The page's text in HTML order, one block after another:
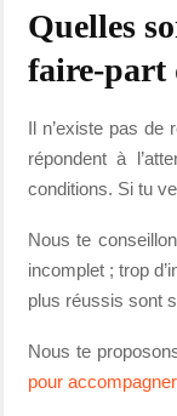
Quelles
faire-part
Il n’existe pas de
répondent à
conditions. Si tu
Nous te
incomplet ; trop
plus réussis sont
Nous te
pour